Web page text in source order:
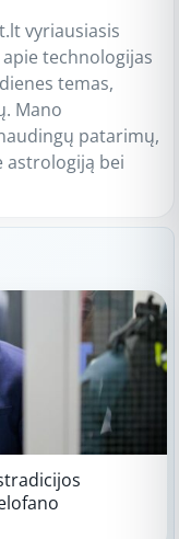
vyriausiasis
technologijas
temas,
Mano
patarimų,
astrologiją bei